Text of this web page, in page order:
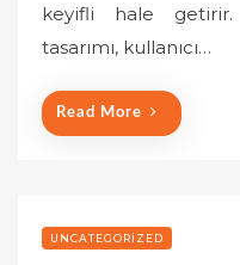
d
keyifli hale
tasarımı, kullanıcı…
Read More
UNCATEGORIZED